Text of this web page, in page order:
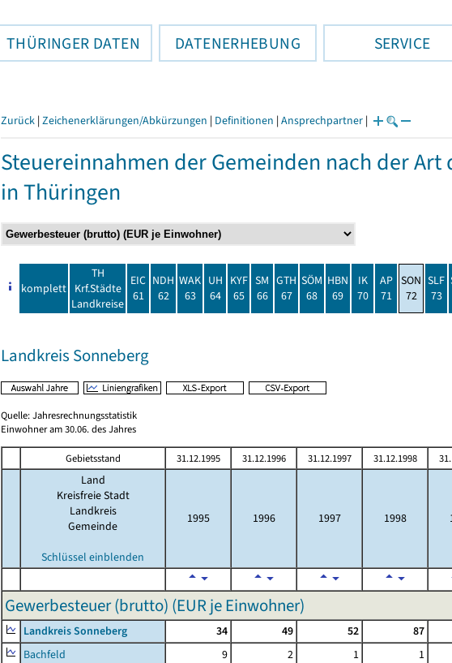
THÜRINGER DATEN DATENERHEBUNG SERVICE
Zurück | Zeichenerklärungen/Abkürzungen | Definitionen | Ansprechpartner |
Steuereinnahmen der Gemeinden nach der Art
in Thüringen
komplett
TH
Krf.Städte
Landkreise
EIC
61
NDH
62
WAK
63
UH
64
KYF
65
SM
66
GTH
67
SÖM
68
HBN
69
IK
70
AP
71
SON
72
SLF
73
Landkreis Sonneberg
Quelle: Jahresrechnungsstatistik
Einwohner am 30.06. des Jahres
Gebietsstand 31.12.1995 31.12.1996 31.12.1997 31.12.1998
Land
Kreisfreie Stadt
Landkreis
Gemeinde
Schlüssel einblenden
1995 1996 1997 1998
Gewerbesteuer (brutto) (EUR je Einwohner)
Landkreis Sonneberg 34 49 52 87
Bachfeld
9 2 1 1